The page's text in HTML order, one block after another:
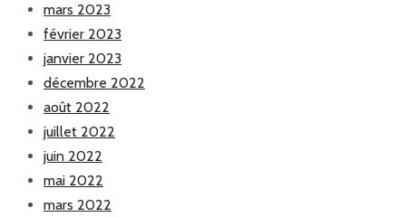
mars 2023
février 2023
janvier 2023
décembre 2022
août 2022
juillet 2022
juin 2022
mai 2022
mars 2022